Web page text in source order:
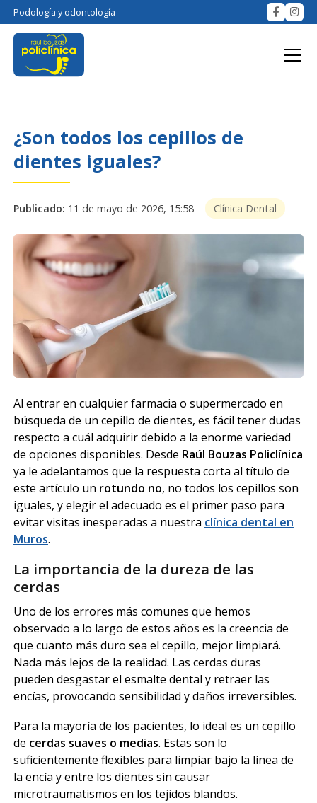
Podología y odontología
¿Son todos los cepillos de
dientes iguales?
Publicado: 11 de mayo de 2026, 15:58 Clínica Dental
Al entrar en cualquier farmacia o supermercado en
búsqueda de un cepillo de dientes, es fácil tener dudas
respecto a cuál adquirir debido a la enorme variedad
de opciones disponibles. Desde Raúl Bouzas Policlínica
ya le adelantamos que la respuesta corta al título de
este artículo un rotundo no, no todos los cepillos son
iguales, y elegir el adecuado es el primer paso para
evitar visitas inesperadas a nuestra clínica dental en
Muros.
La importancia de la dureza de las
cerdas
Uno de los errores más comunes que hemos
observado a lo largo de estos años es la creencia de
que cuanto más duro sea el cepillo, mejor limpiará.
Nada más lejos de la realidad. Las cerdas duras
pueden desgastar el esmalte dental y retraer las
encías, provocando sensibilidad y daños irreversibles.
Para la mayoría de los pacientes, lo ideal es un cepillo
de cerdas suaves o medias. Estas son lo
suficientemente flexibles para limpiar bajo la línea de
la encía y entre los dientes sin causar
microtraumatismos en los tejidos blandos.